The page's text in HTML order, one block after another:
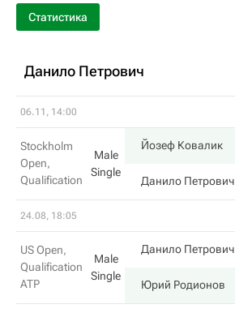
Статистика
Данило Петрович
06.11, 14:00
Stockholm
Open,
Qualification
Male
Single
Йозеф Ковалик
Данило Петрович
24.08, 18:05
US Open,
Qualification
ATP
Male
Single
Данило Петрович
Юрий Родионов